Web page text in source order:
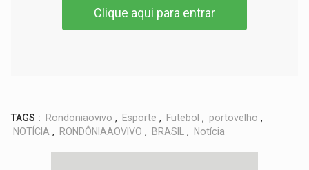
Clique aqui para entrar
TAGS : Rondoniaovivo , Esporte , Futebol , portovelho ,
NOTÍCIA , RONDÔNIAAOVIVO , BRASIL , Notícia